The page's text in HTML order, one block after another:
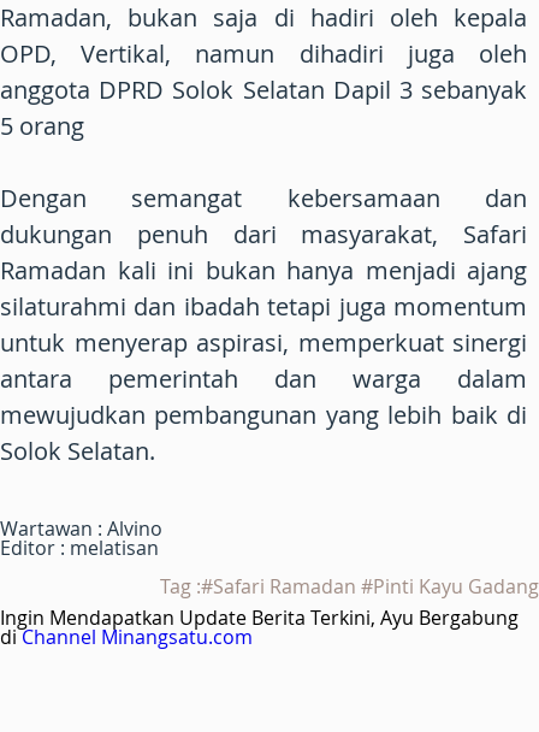
Ramadan, bukan saja di hadiri oleh kepala
OPD, Vertikal, namun dihadiri juga oleh
anggota DPRD Solok Selatan Dapil 3 sebanyak
5 orang
Dengan semangat kebersamaan dan
dukungan penuh dari masyarakat, Safari
Ramadan kali ini bukan hanya menjadi ajang
silaturahmi dan ibadah tetapi juga momentum
untuk menyerap aspirasi, memperkuat sinergi
antara pemerintah dan warga dalam
mewujudkan pembangunan yang lebih baik di
Solok Selatan.
Wartawan : Alvino
Editor : melatisan
Tag :#Safari Ramadan #Pinti Kayu Gadang
Ingin Mendapatkan Update Berita Terkini, Ayu Bergabung
diChannel Minangsatu.com